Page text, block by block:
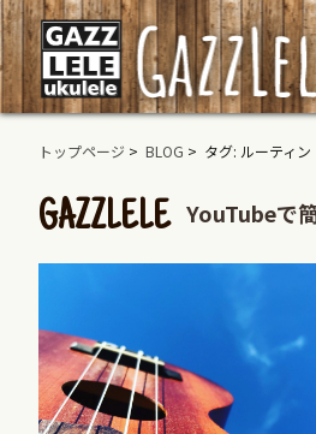
トップページ > BLOG > タグ: ルーティン
GAZZLELE YouTubeで